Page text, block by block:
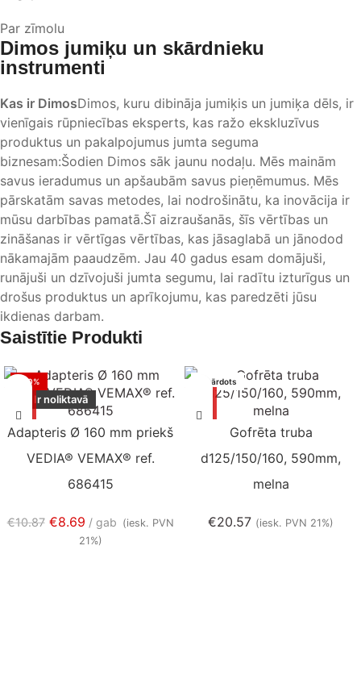
Par zīmolu
Dimos jumiķu un skārdnieku
instrumenti
Kas ir DimosDimos, kuru dibināja jumiķis un jumiķa dēls, ir
vienīgais rūpniecības eksperts, kas ražo ekskluzīvus
produktus un pakalpojumus jumta seguma
biznesam:Šodien Dimos sāk jaunu nodaļu. Mēs mainām
savus ieradumus un apšaubām savus pieņēmumus. Mēs
pārskatām savas metodes, lai nodrošinātu, ka inovācija ir
mūsu darbības pamatā.Šī aizraušanās, šīs vērtības un
zināšanas ir vērtīgas vērtības, kas jāsaglabā un jānodod
nākamajām paaudzēm. Jau 40 gadus esam domājuši,
runājuši un dzīvojuši jumta segumu, lai radītu izturīgus un
drošus produktus un aprīkojumu, kas paredzēti jūsu
ikdienas darbam.
Saistītie Produkti
-20%
Ir noliktavā
Adapteris Ø 160 mm priekš
VEDIA® VEMAX® ref.
686415
€10.87 €8.69 gab (iesk. PVN
21%)
Izpārdots
Gofrēta truba
d125/150/160, 590mm,
melna
€20.57 (iesk. PVN 21%)